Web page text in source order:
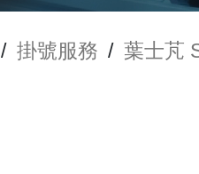
/ 掛號服務 / 葉士芃